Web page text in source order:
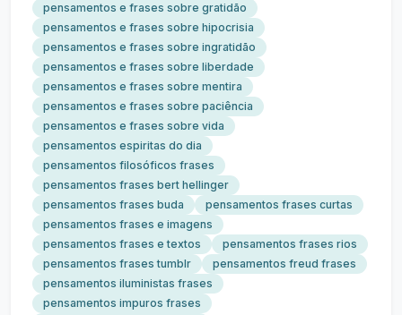
pensamentos e frases sobre gratidão
pensamentos e frases sobre hipocrisia
pensamentos e frases sobre ingratidão
pensamentos e frases sobre liberdade
pensamentos e frases sobre mentira
pensamentos e frases sobre paciência
pensamentos e frases sobre vida
pensamentos espiritas do dia
pensamentos filosóficos frases
pensamentos frases bert hellinger
pensamentos frases buda
pensamentos frases curtas
pensamentos frases e imagens
pensamentos frases e textos
pensamentos frases rios
pensamentos frases tumblr
pensamentos freud frases
pensamentos iluministas frases
pensamentos impuros frases